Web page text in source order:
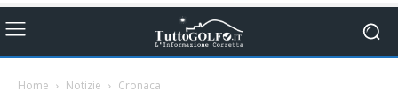
Home Notizie Cronaca